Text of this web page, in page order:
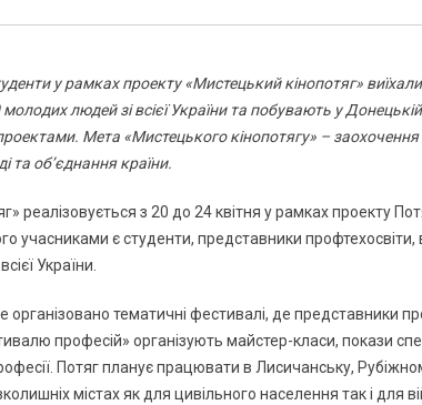
у рамках проекту «Мистецький кінопотяг»
людей зі всієї України та побувають у Донецькій
Мета «Мистецького кінопотягу» – заохочення
та об’єднання країни.
реалізовується з 20 до 24 квітня у рамках проекту
учасниками є студенти, представники
України.
організовано тематичні фестивалі, де представники
професій» організують майстер-класи, покази
Потяг планує працювати в Лисичанську,
містах як для цивільного населення так і для